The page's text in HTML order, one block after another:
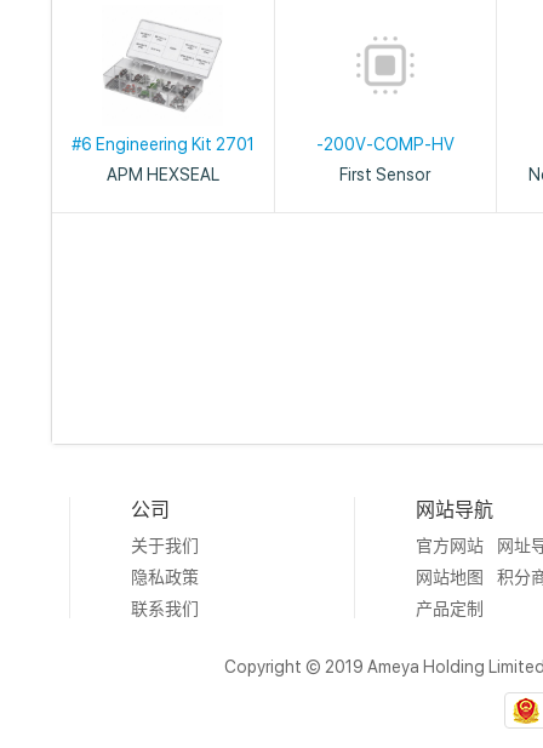
#6 Engineering Kit 2701
APM HEXSEAL
-200V-COMP-HV
First Sensor
公司
关于我们
隐私政策
联系我们
网站导航
官方网站
网址
网站地图
积分
产品定制
Copyright © 2019 Ameya Holding